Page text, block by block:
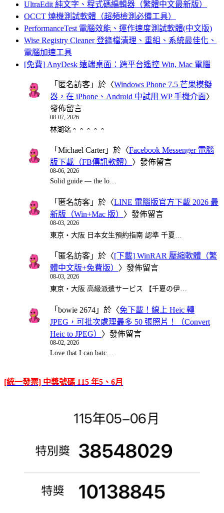
UltraEdit 純文字、程式碼編輯器（繁體中文最新版）
OCCT 燒機測試軟體（超頻檢測必備工具）
PerformanceTest 電腦效能、運作速度測試軟體(中文版)
Wise Registry Cleaner 登錄檔清理、重組、系統最佳化、
電腦加速工具
[免費] AnyDesk 遠端桌面：跨平台遙控 Win, Mac 電腦
「 匿名訪客 」於〈Windows Phone 7.5 芒果模擬
器，在 iPhone、Android 中試用 WP 手機介面〉
發佈留言
08-07, 2026
林湖銘。。。。。
「 Michael Carter」於〈Facebook Messenger 電腦
版下載（FB傳訊軟體） 〉發佈留言
08-06, 2026
Solid guide — the lo…
「 匿名訪客 」於〈LINE 電腦版官方下載 2026 最
新版（Win+Mac 版） 〉發佈留言
08-03, 2026
東京・大阪 日本女生預約指南 認準 千夏…
「 匿名訪客 」於〈[下載] WinRAR 壓縮軟體（繁
體中文版+免費版） 〉發佈留言
08-03, 2026
東京・大阪 高級派遣サービス 【千夏の伊…
「 bowie 2674 」於〈免下載！線上 Heic 轉
JPEG，可批次處理最多 50 張照片！（Convert
Heic to JPEG） 〉發佈留言
08-02, 2026
Love that I can batc…
[統一發票] 中獎號碼 115 年5、6月